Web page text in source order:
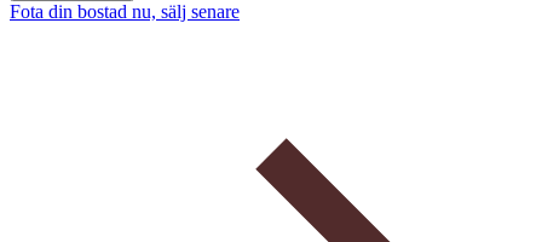
Fota din bostad nu, sälj senare